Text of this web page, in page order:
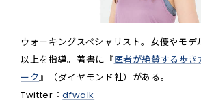
ウォーキングスペシャリスト。女優やモ
以上を指導。著書に『医者が絶賛する歩
ーク』（ダイヤモンド社）がある。
Twitter：dfwalk